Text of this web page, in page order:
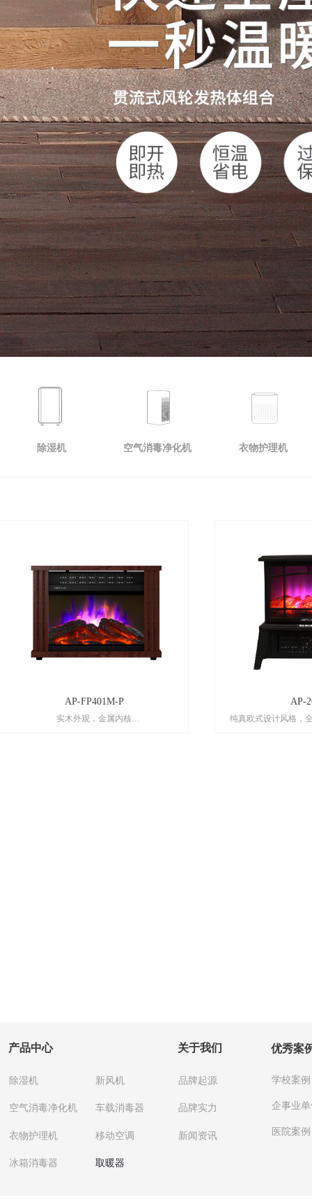
AP-FP401M-P
实木外观，金属内核
AP-
纯真欧式设计风格，
除湿机 空气消毒净化机 衣物护理机
除湿机
空气消毒净化机
衣物护理机
冰箱消毒器
品牌起源
品牌实力
新闻资讯
优秀案
新风机
车载消毒器
移动空调
取暖器
产品中心 关于我们
学校案例
企事业
医院案例